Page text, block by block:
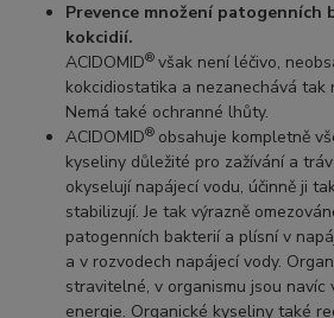
Prevence množení patogenních
kokcidií.
ACIDOMID® však není léčivo,
kokcidiostatika a nezanechává tak
Nemá také ochranné lhůty.
ACIDOMID® obsahuje kompletně
kyseliny důležité pro zažívání a
okyselují napájecí vodu, účinně ji
stabilizují. Je tak výrazně
patogenních bakterií a plísní v
a v rozvodech napájecí vody.
stravitelné, v organismu jsou navíc
energie. Organické kyseliny také